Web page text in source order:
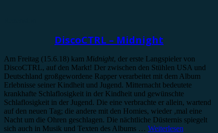
DiscoCTRL – Midnight
Am Freitag (15.6.18) kam Midnight, der erste Langspieler von
DiscoCTRL, auf den Markt! Der zwischen den Stühlen USA und
Deutschland großgewordene Rapper verarbeitet mit dem Album
Erlebnisse seiner Kindheit und Jugend. Mitternacht bedeutete
krankhafte Schlaflosigkeit in der Kindheit und gewünschte
Schlaflosigkeit in der Jugend. Die eine verbrachte er allein, wartend
auf den neuen Tag; die andere mit den Homies, wieder ‚mal eine
Nacht um die Ohren geschlagen. Die nächtliche Düsternis spiegelt
sich auch in Musik und Texten des Albums … Weiterlesen